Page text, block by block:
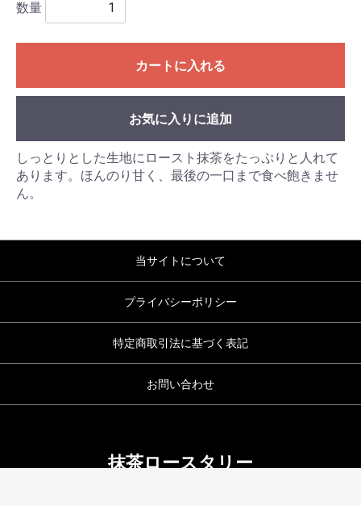
数量
カートに入れる
お気に入りに追加
しっとりとした生地にロースト抹茶をたっぷりと人れて
あります。ほんのり甘く、最後の一口まで食べ飽きませ
ん。
当サイトについて
プライバシーポリシー
特定商取引法に基づく表記
お問い合わせ
抹茶ロースタリー